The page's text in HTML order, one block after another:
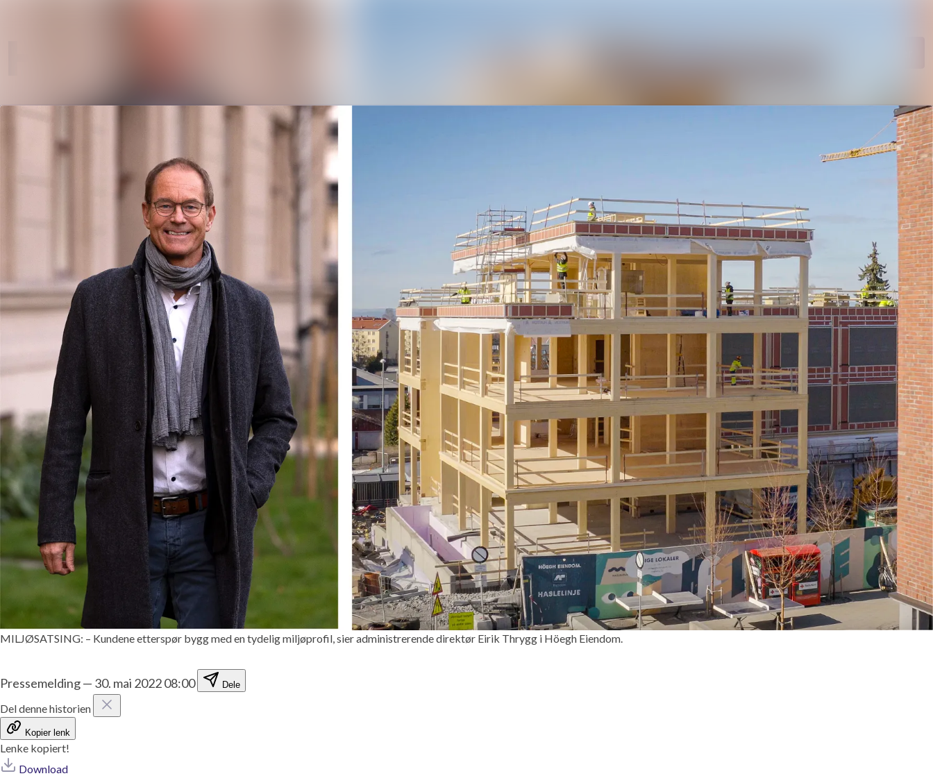
MILJØSATSING: – Kundene etterspør bygg med en tydelig miljøprofil, sier administrerende direktør Eirik Thrygg i Höegh Eiendom.
Pressemelding— 30. mai 2022 08:00 Dele
Del denne historien
Kopier lenk
Lenke kopiert!
Download